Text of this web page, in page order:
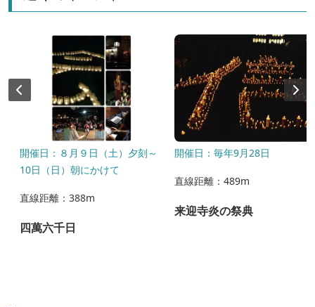
開催日：８月９日（土）夕刻～
10日（日）朝にかけて
直線距離：388m
四萬六千日
開催日：毎年9月28日
直線距離：489m
来迎寺炎の祭典